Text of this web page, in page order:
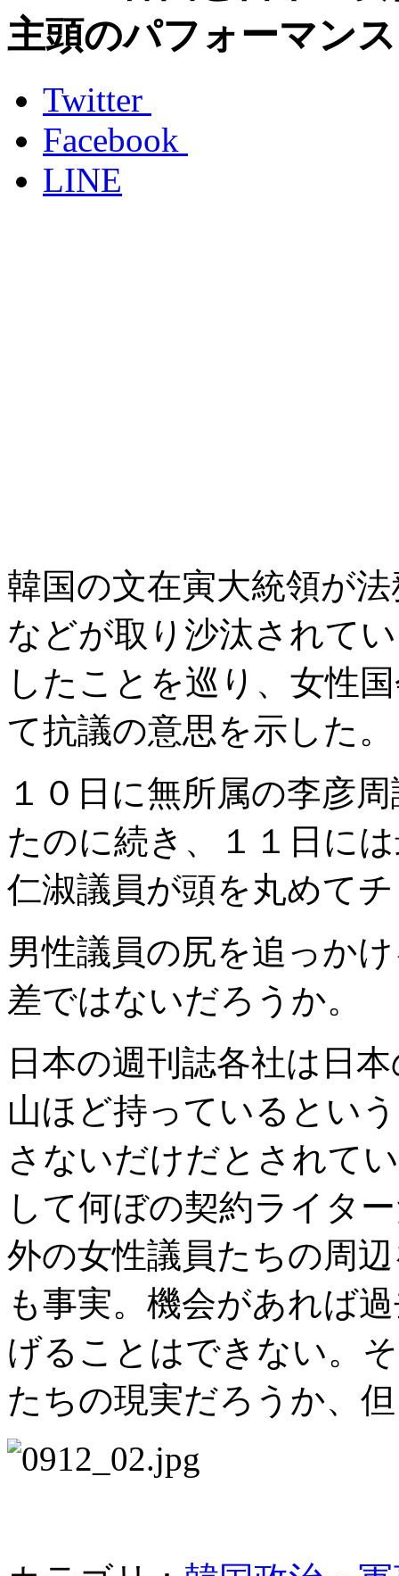
主頭のパフォーマンス
Twitter
Facebook
LINE
韓国の文在寅大統領が
などが取り沙汰されて
したことを巡り、女性
て抗議の意思を示した。
１０日に無所属の李彦
たのに続き、１１日に
仁淑議員が頭を丸めて
男性議員の尻を追っか
差ではないだろうか。
日本の週刊誌各社は日
山ほど持っているとい
さないだけだとされて
して何ぼの契約ライタ
外の女性議員たちの周
も事実。機会があれば
げることはできない。
たちの現実だろうか、